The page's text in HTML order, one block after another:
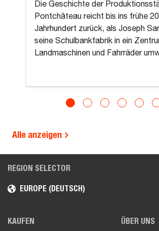
Die Geschichte der
Pontchâteau reicht bis ins frühe
Jahrhundert zurück, als Joseph
seine Schulbankfabrik in ein
Landmaschinen und Fahrräder
Alle anzeigen
REGION SELECTOR
EUROPE (DEUTSCH)
KAUFEN ÜBER UNS